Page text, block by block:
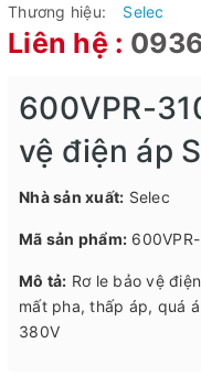
Thương hiệu:
Selec
Liên hệ :
600VPR-
vệ điện áp
Nhà sản xuất: Selec
Mã sản phẩm:
Mô tả: Rơ le bảo vệ
mất pha, thấp áp, quá
380V